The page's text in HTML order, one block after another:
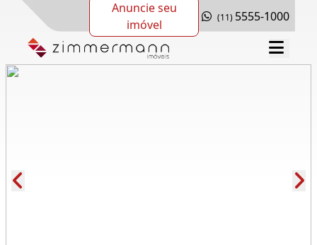
Anuncie seu
imóvel
(11) 5555-1000